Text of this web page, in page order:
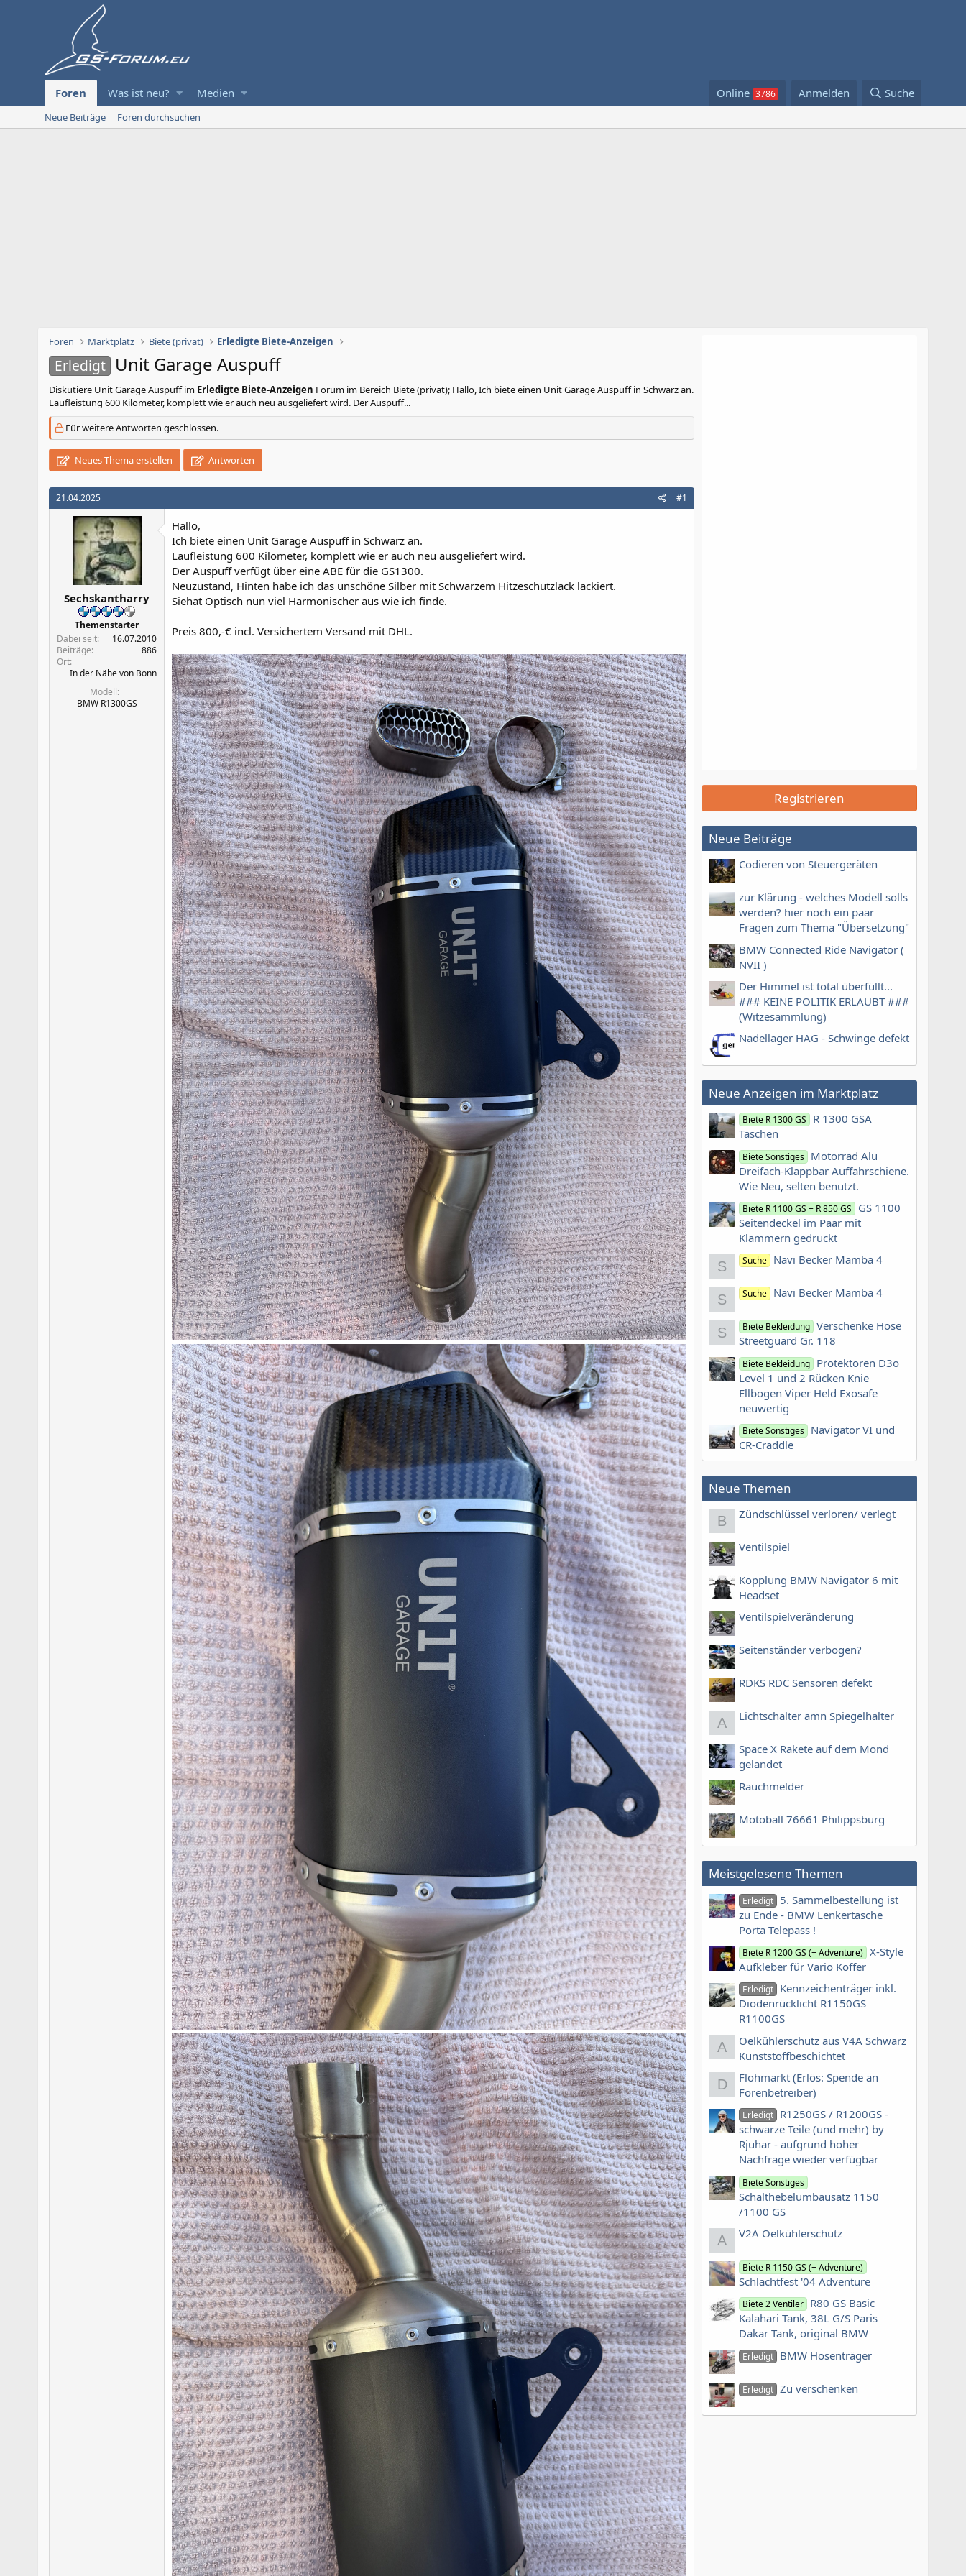
Foren Was ist neu? Medien Online Anmelden Suche
Neue Beiträge Foren durchsuchen
Foren Marktplatz Biete (privat) Erledigte Biete-Anzeigen
Erledigt Unit Garage Auspuff
Diskutiere Unit Garage Auspuffim Erledigte Biete-Anzeigen Forum im Bereich Biete (privat); Hallo, Ich biete einen Unit Garage Auspuff in Schwarz an.
Laufleistung 600 Kilometer, komplett wie er auch neu ausgeliefert wird. Der Auspuff...
Für weitere Antworten geschlossen.
Neues Thema erstellen Antworten
21.04.2025 #1
Sechskantharry
Themenstarter
Dabei seit
16.07.2010
Beiträge
886
Ort
In der Nähe von Bonn
Modell
BMW R1300GS
Hallo,
Ich biete einen Unit Garage Auspuff in Schwarz an.
Laufleistung 600 Kilometer, komplett wie er auch neu ausgeliefert wird.
Der Auspuff verfügt über eine ABE für die GS1300.
Neuzustand, Hinten habe ich das unschöne Silber mit Schwarzem Hitzeschutzlack lackiert.
Siehat Optisch nun viel Harmonischer aus wie ich finde.
Preis 800,-€ incl. Versichertem Versand mit DHL.
Registrieren
Neue Beiträge
Codieren von Steuergeräten
zur Klärung - welches Modell solls
werden? hier noch ein paar
Fragen zum Thema "Übersetzung"
BMW Connected Ride Navigator (
NVII )
Der Himmel ist total überfüllt...
### KEINE POLITIK ERLAUBT ###
(Witzesammlung)
Nadellager HAG - Schwinge defekt
Neue Anzeigen im Marktplatz
Biete R 1300 GS
R 1300 GSA
Taschen
Biete Sonstiges Motorrad Alu
Dreifach-Klappbar Auffahrschiene.
Wie Neu, selten benutzt.
Biete R 1100 GS + R 850 GS
GS 1100
Seitendeckel im Paar mit
Klammern gedruckt
S Suche Navi Becker Mamba 4
S Suche Navi Becker Mamba 4
S Biete Bekleidung Verschenke Hose
Streetguard Gr. 118
Biete Bekleidung Protektoren D3o
Level 1 und 2 Rücken Knie
Ellbogen Viper Held Exosafe
neuwertig
Biete Sonstiges Navigator VI und
CR-Craddle
Neue Themen
B Zündschlüssel verloren/ verlegt
Ventilspiel
Kopplung BMW Navigator 6 mit
Headset
Ventilspielveränderung
Seitenständer verbogen?
RDKS RDC Sensoren defekt
A Lichtschalter amn Spiegelhalter
Space X Rakete auf dem Mond
gelandet
Rauchmelder
Motoball 76661 Philippsburg
Meistgelesene Themen
Erledigt 5. Sammelbestellung ist
zu Ende - BMW Lenkertasche
Porta Telepass !
Biete R 1200 GS (+ Adventure) X-Style
Aufkleber für Vario Koffer
Erledigt Kennzeichenträger inkl.
Diodenrücklicht R1150GS
R1100GS
A
Oelkühlerschutz aus V4A Schwarz
Kunststoffbeschichtet
D
Flohmarkt (Erlös: Spende an
Forenbetreiber)
Erledigt R1250GS / R1200GS -
schwarze Teile (und mehr) by
Rjuhar - aufgrund hoher
Nachfrage wieder verfügbar
Biete Sonstiges
Schalthebelumbausatz 1150
/1100 GS
A V2A Oelkühlerschutz
Biete R 1150 GS (+ Adventure)
Schlachtfest '04 Adventure
Biete 2 Ventiler R80 GS Basic
Kalahari Tank, 38L G/S Paris
Dakar Tank, original BMW
Erledigt BMW Hosenträger
Erledigt Zu verschenken